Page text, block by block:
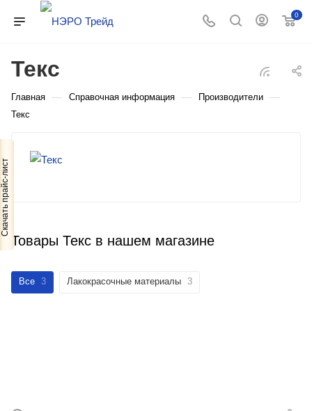
0
Текс
Главная — Справочная информация — Производители —
Текс
Товары Текс в нашем магазине
Все 3 Лакокрасочные материалы 3
Скачать прайс-лист